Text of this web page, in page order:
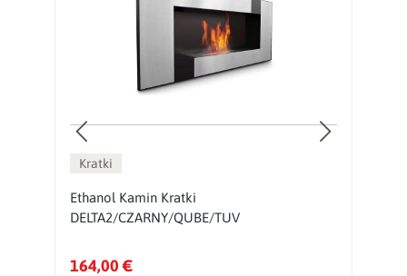
Kratki
Ethanol Kamin Kratki
DELTA2/CZARNY/QUBE/TUV
164,00 €